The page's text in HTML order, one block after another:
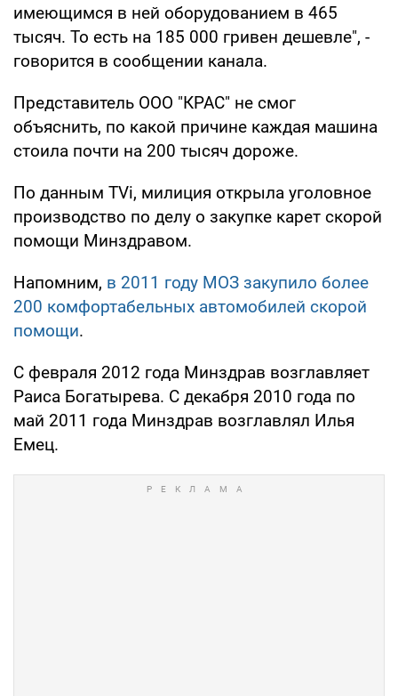
имеющимся в ней оборудованием в 465
тысяч. То есть на 185 000 гривен дешевле", -
говорится в сообщении канала.
Представитель ООО "КРАС" не смог
объяснить, по какой причине каждая машина
стоила почти на 200 тысяч дороже.
По данным TVi, милиция открыла уголовное
производство по делу о закупке карет скорой
помощи Минздравом.
Напомним, в 2011 году МОЗ закупило более
200 комфортабельных автомобилей скорой
помощи.
С февраля 2012 года Минздрав возглавляет
Раиса Богатырева. С декабря 2010 года по
май 2011 года Минздрав возглавлял Илья
Емец.